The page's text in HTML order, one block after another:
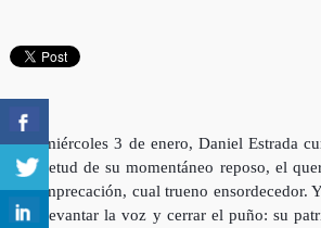
Este miércoles 3 de enero, Daniel Estrada
la quietud de su momentáneo reposo, el
una imprecación, cual trueno ensordecedor.
para levantar la voz y cerrar el puño: su